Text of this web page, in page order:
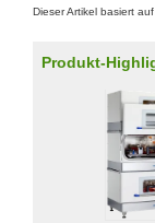
Dieser Artikel basiert
Produkt-